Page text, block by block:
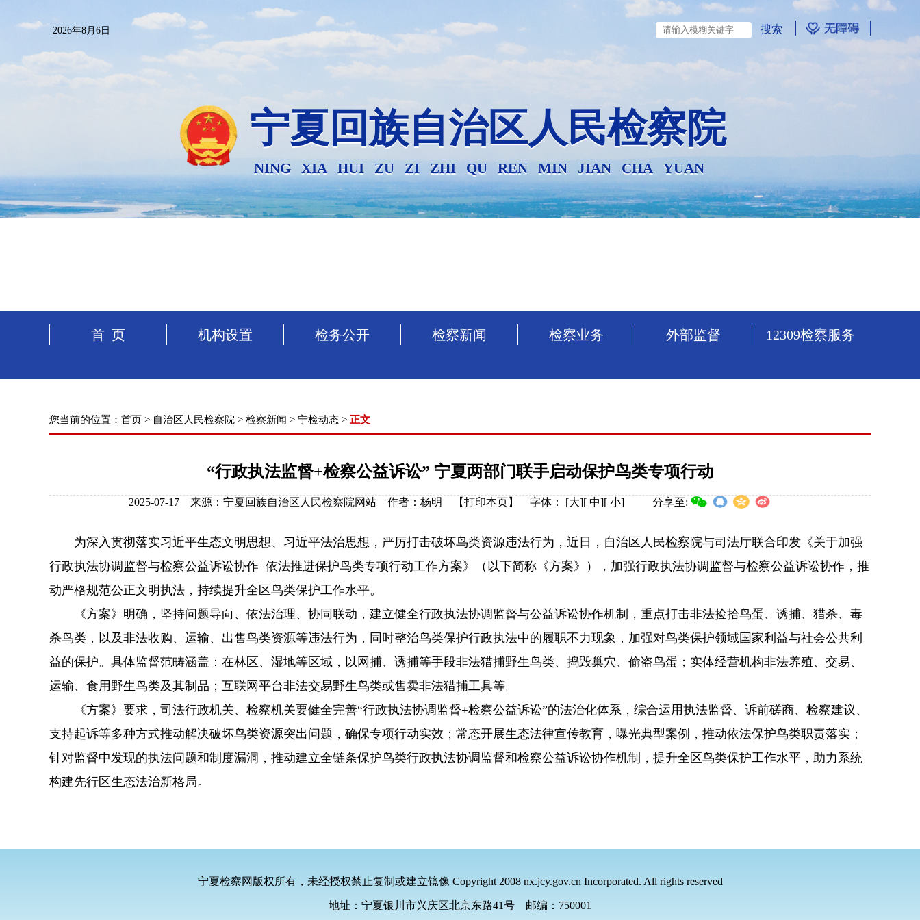
2026年8月6日
宁夏回族自治区人民检察院
NING XIA HUI ZU ZI ZHI QU REN MIN JIAN CHA YUAN
首 页 机构设置 检务公开 检察新闻 检察业务 外部监督 12309检察服务
您当前的位置： 首页 > 自治区人民检察院 > 检察新闻 > 宁检动态 > 正文
“行政执法监督+检察公益诉讼” 宁夏两部门联手启动保护鸟类专项行动
2025-07-17 来源：宁夏回族自治区人民检察院网站 作者：杨明 【打印本页】 字体： [大][ 中][ 小] 分享至:
为深入贯彻落实习近平生态文明思想、习近平法治思想，严厉打击破坏鸟类资源违法行为，近日，自治区人民检察院与司法厅联合印发《关于加强
行政执法协调监督与检察公益诉讼协作 依法推进保护鸟类专项行动工作方案》（以下简称《方案》），加强行政执法协调监督与检察公益诉讼协作，推
动严格规范公正文明执法，持续提升全区鸟类保护工作水平。
《方案》明确，坚持问题导向、依法治理、协同联动，建立健全行政执法协调监督与公益诉讼协作机制，重点打击非法捡拾鸟蛋、诱捕、猎杀、毒
杀鸟类，以及非法收购、运输、出售鸟类资源等违法行为，同时整治鸟类保护行政执法中的履职不力现象，加强对鸟类保护领域国家利益与社会公共利
益的保护。具体监督范畴涵盖：在林区、湿地等区域，以网捕、诱捕等手段非法猎捕野生鸟类、捣毁巢穴、偷盗鸟蛋；实体经营机构非法养殖、交易、
运输、食用野生鸟类及其制品；互联网平台非法交易野生鸟类或售卖非法猎捕工具等。
《方案》要求，司法行政机关、检察机关要健全完善“行政执法协调监督+检察公益诉讼”的法治化体系，综合运用执法监督、诉前磋商、检察建议、
支持起诉等多种方式推动解决破坏鸟类资源突出问题，确保专项行动实效；常态开展生态法律宣传教育，曝光典型案例，推动依法保护鸟类职责落实；
针对监督中发现的执法问题和制度漏洞，推动建立全链条保护鸟类行政执法协调监督和检察公益诉讼协作机制，提升全区鸟类保护工作水平，助力系统
构建先行区生态法治新格局。
宁夏检察网版权所有，未经授权禁止复制或建立镜像 Copyright 2008 nx.jcy.gov.cn Incorporated. All rights reserved
地址：宁夏银川市兴庆区北京东路41号 邮编：750001